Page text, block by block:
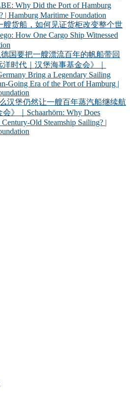
Why Did the Port of Hamburg
| Hamburg Maritime Foundation
艘货船，如何见证货柜改变整个世
How One Cargo Ship Witnessed
德国要把一艘漂流百年的帆船带回
时代｜汉堡海事基金会》｜
Bring a Legendary Sailing
Going Era of the Port of Hamburg |
么汉堡仍然让一艘百年蒸汽船继续航
》｜Schaarhörn: Why Does
Old Steamship Sailing? |